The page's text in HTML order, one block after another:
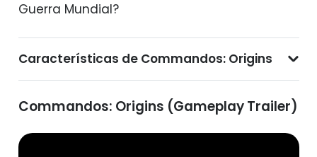
Guerra Mundial?
Características de Commandos: Origins
Commandos: Origins (Gameplay Trailer)